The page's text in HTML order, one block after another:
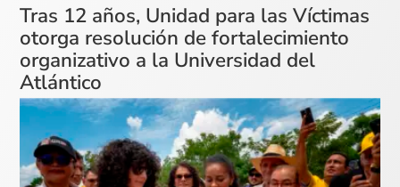
Tras 12 años, Unidad para las Víctimas
otorga resolución de fortalecimiento
organizativo a la Universidad del
Atlántico